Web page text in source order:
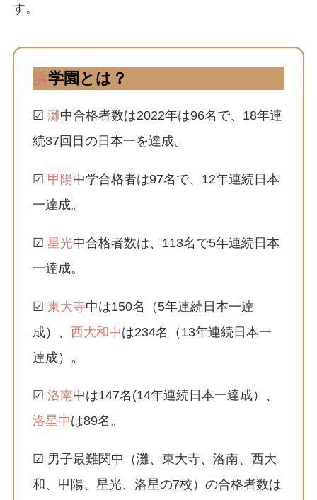
す。
浜学園とは？
☑灘中合格者数は2022年は96名で、18年連
続37回目の日本一を達成。
☑ 甲陽中学合格者は97名で、12年連続日本
一達成。
☑星光中合格者数は、113名で5年連続日本
一達成。
☑東大寺中は150名（5年連続日本一達
成）、西大和中は234名（13年連続日本一
達成）。
☑洛南中は147名(14年連続日本一達成）、
洛星中は89名。
☑ 男子最難関中（灘、東大寺、洛南、西大
和、甲陽、星光、洛星の7校）の合格者数は